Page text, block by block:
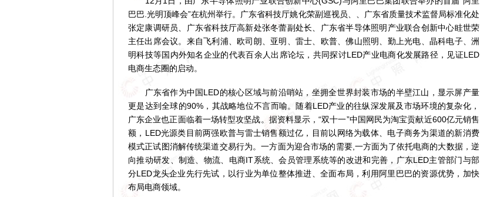
巴巴.光明顶峰会”在杭州举行。广东省科技厅姚化荣副巡视员、、广东省质量技术监督局标准化处
张定康调研员、广东省科技厅高新处张冬蕾副处长、广东省半导体照明产业联合创新中心眭世荣
主任出席会议。来自飞利浦、欧司朗、亚明、雷士、欧普、佛山照明、勤上光电、晶科电子、洲
明科技等国内外知名企业的代表百余人出席论坛，共同探讨LED产业电商化发展路径，见证LED
电商生态圈的启动。
广东省作为中国LED的核心区域与前沿哨站，坐拥全世界封装市场的半壁江山，显示屏产量
更是达到全球的90%，其战略地位不言而喻。随着LED产业的往纵深发展及市场环境的复杂化，
广东企业也正面临着一场转型攻坚战。据资料显示，“双十一”中国网民为淘宝贡献近600亿元销售
额，LED光源类目前两强欧普与雷士销售额过亿，目前以网络为载体、电子商务为渠道的新消费
模式正试图消解传统渠道交易行为。一方面为迎合市场的需要,一方面为了依托电商的大数据，逆
向推动研发、制造、物流、电商IT系统、会员管理系统等的改进和完善，广东LED主管部门与部
分LED龙头企业先行先试，以行业为单位整体推进、全面布局，利用阿里巴巴的资源优势，加快
布局电商领域。